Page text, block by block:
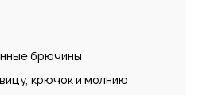
брючины
крючок и молнию